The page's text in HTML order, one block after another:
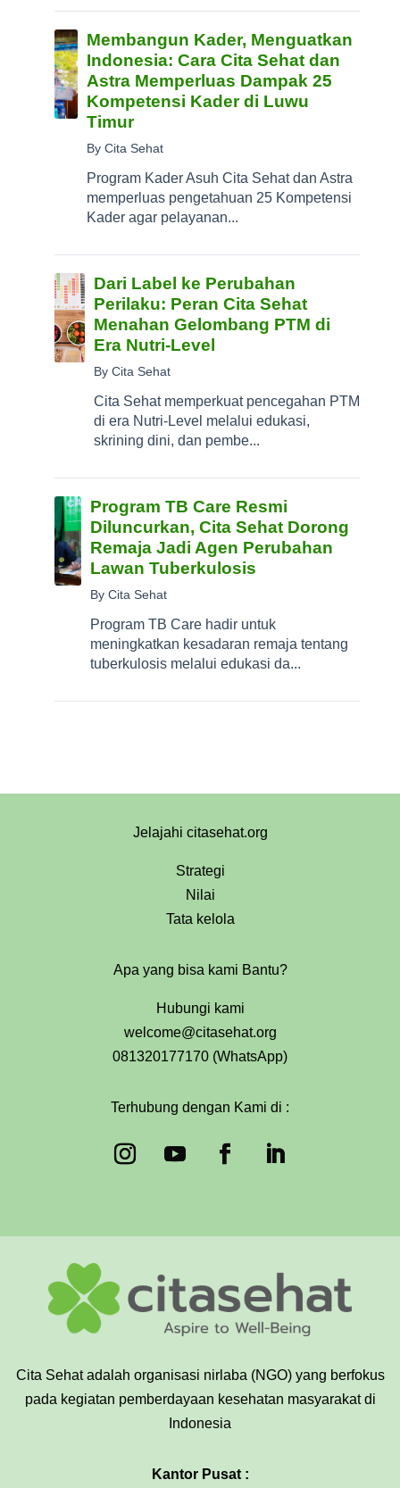
Membangun Kader, Menguatkan
Indonesia: Cara Cita Sehat dan
Astra Memperluas Dampak 25
Kompetensi Kader di Luwu
Timur
By Cita Sehat
Program Kader Asuh Cita Sehat dan Astra
memperluas pengetahuan 25 Kompetensi
Kader agar pelayanan...
Dari Label ke Perubahan
Perilaku: Peran Cita Sehat
Menahan Gelombang PTM di
Era Nutri-Level
By Cita Sehat
Cita Sehat memperkuat pencegahan PTM
di era Nutri-Level melalui edukasi,
skrining dini, dan pembe...
Program TB Care Resmi
Diluncurkan, Cita Sehat Dorong
Remaja Jadi Agen Perubahan
Lawan Tuberkulosis
By Cita Sehat
Program TB Care hadir untuk
meningkatkan kesadaran remaja tentang
tuberkulosis melalui edukasi da...
Jelajahi citasehat.org
Strategi
Nilai
Tata kelola
Apa yang bisa kami Bantu?
Hubungi kami
welcome@citasehat.org
081320177170 (WhatsApp)
Terhubung dengan Kami di :
Cita Sehat adalah organisasi nirlaba (NGO) yang berfokus
pada kegiatan pemberdayaan kesehatan masyarakat di
Indonesia
Kantor Pusat :